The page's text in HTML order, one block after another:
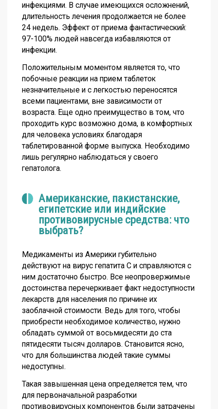
инфекциями. В случае имеющихся осложнений,
длительность лечения продолжается не более
24 недель. Эффект от приема фантастический:
97-100% людей навсегда избавляются от
инфекции.
Положительным моментом является то, что
побочные реакции на прием таблеток
незначительные и с легкостью переносятся
всеми пациентами, вне зависимости от
возраста. Еще одно преимущество в том, что
проходить курс возможно дома, в комфортных
для человека условиях благодаря
таблетированной форме выпуска. Необходимо
лишь регулярно наблюдаться у своего
гепатолога.
Американские, пакистанские,
египетские или индийские
противовирусные средства: что
выбрать?
Медикаменты из Америки губительно
действуют на вирус гепатита С и справляются с
ним достаточно быстро. Все неопровержимые
достоинства перечеркивает факт недоступности
лекарств для населения по причине их
заоблачной стоимости. Ведь для того, чтобы
приобрести необходимое количество, нужно
обладать суммой от восьмидесяти до ста
пятидесяти тысяч долларов. Становится ясно,
что для большинства людей такие суммы
недоступны.
Такая завышенная цена определяется тем, что
для первоначальной разработки
противовирусных компонентов были затрачены